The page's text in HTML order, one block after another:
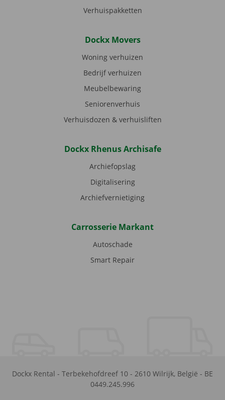
Verhuispakketten
Dockx Movers
Woning verhuizen
Bedrijf verhuizen
Meubelbewaring
Seniorenverhuis
Verhuisdozen & verhuisliften
Dockx Rhenus Archisafe
Archiefopslag
Digitalisering
Archiefvernietiging
Carrosserie Markant
Autoschade
Smart Repair
Dockx Rental - Terbekehofdreef 10 - 2610 Wilrijk, België - BE
0449.245.996